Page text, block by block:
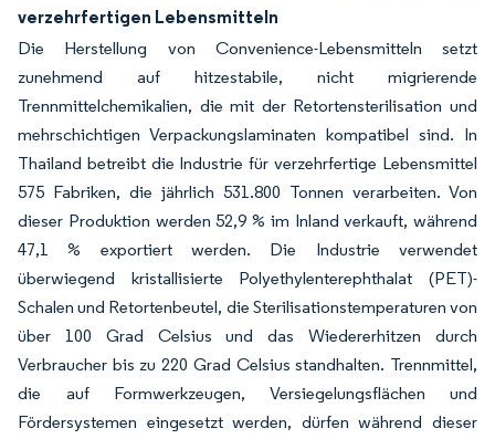
verzehrfertigen Lebensmitteln
Die Herstellung von Convenience-Lebensmitteln setzt
zunehmend auf hitzestabile, nicht migrierende
Trennmittelchemikalien, die mit der Retortensterilisation und
mehrschichtigen Verpackungslaminaten kompatibel sind. In
Thailand betreibt die Industrie für verzehrfertige Lebensmittel
575 Fabriken, die jährlich 531.800 Tonnen verarbeiten. Von
dieser Produktion werden 52,9 % im Inland verkauft, während
47,1 % exportiert werden. Die Industrie verwendet
überwiegend kristallisierte Polyethylenterephthalat (PET)-
Schalen und Retortenbeutel, die Sterilisationstemperaturen von
über 100 Grad Celsius und das Wiedererhitzen durch
Verbraucher bis zu 220 Grad Celsius standhalten. Trennmittel,
die auf Formwerkzeugen, Versiegelungsflächen und
Fördersystemen eingesetzt werden, dürfen während dieser